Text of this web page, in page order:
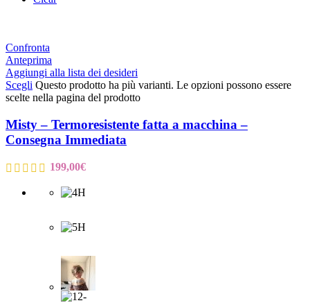
Confronta
Anteprima
Aggiungi alla lista dei desideri
Scegli Questo prodotto ha più varianti. Le opzioni possono essere
scelte nella pagina del prodotto
Misty – Termoresistente fatta a macchina –
Consegna Immediata
199,00€